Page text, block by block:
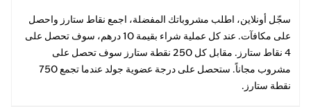
سجّل أونلاين، اطلب مشروباتك المفضلة، اجمع نقاط ستارز واحصل
على مكافآت. عند كل عملية شراء بقيمة 10 درهم، سوف تحصل على
4 نقاط ستارز. مقابل كل 250 نقطة ستارز سوف تحصل على
مشروب مجاناً. ستحصل على درجة عضوية جولد عندما تجمع 750
نقطة ستارز.